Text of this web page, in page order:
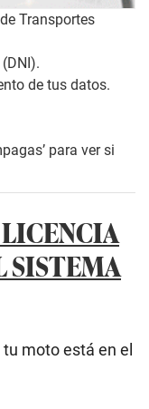
Transportes
de tus datos.
para ver si
SISTEMA
moto está en el